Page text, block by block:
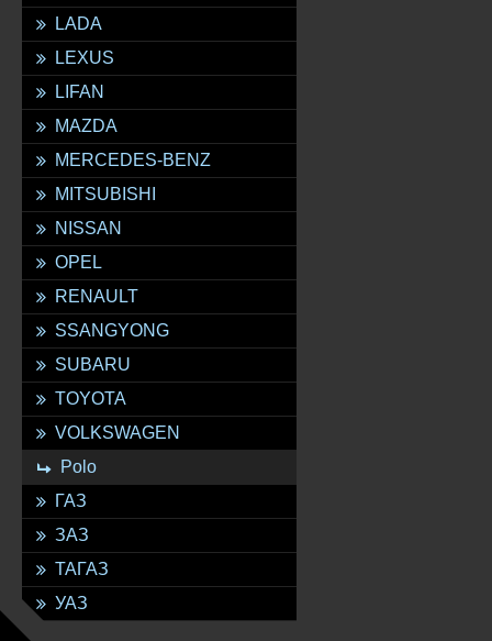
LADA
LEXUS
LIFAN
MAZDA
MERCEDES-BENZ
MITSUBISHI
NISSAN
OPEL
RENAULT
SSANGYONG
SUBARU
TOYOTA
VOLKSWAGEN
Polo
ГАЗ
ЗАЗ
ТАГАЗ
УАЗ